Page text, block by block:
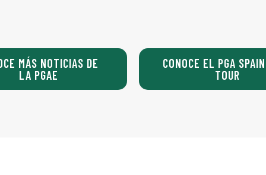
MÁS NOTICIAS DE
LA PGAE
CONOCE EL PGA
TOUR